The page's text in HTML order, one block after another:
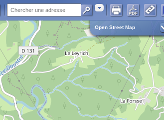
Adresse
Open Street Map